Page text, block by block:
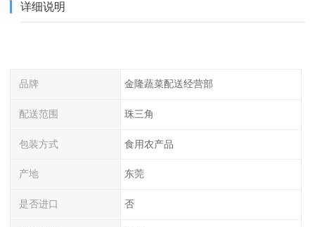
详细说明
品牌 金隆蔬菜配送经营部
配送范围 珠三角
包装方式 食用农产品
产地 东莞
是否进口 否